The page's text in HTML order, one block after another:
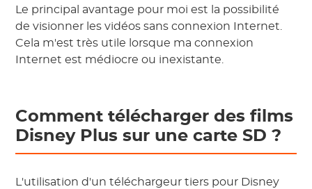
Le principal avantage pour moi est la possibilité
de visionner les vidéos sans connexion Internet.
Cela m'est très utile lorsque ma connexion
Internet est médiocre ou inexistante.
Comment télécharger des films
Disney Plus sur une carte SD ?
L'utilisation d'un téléchargeur tiers pour Disney